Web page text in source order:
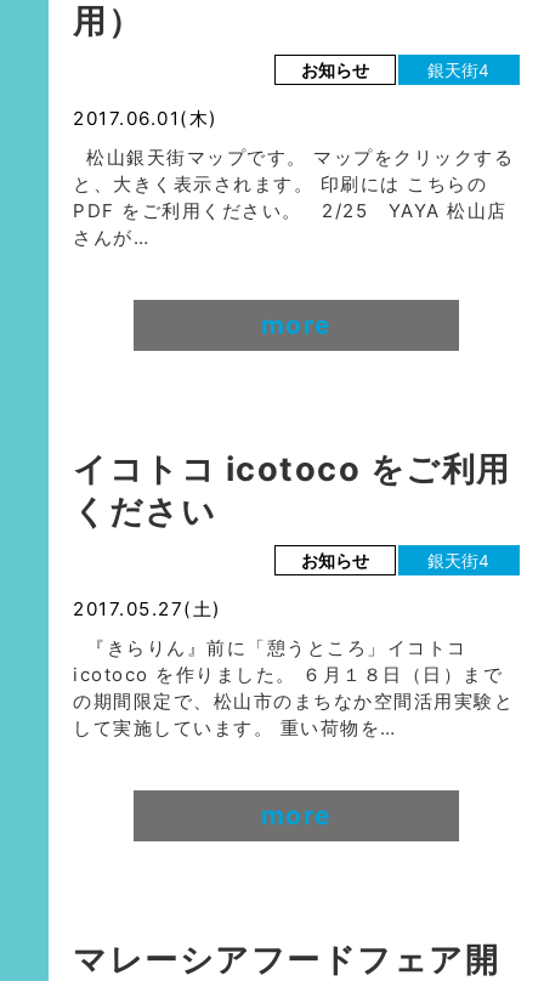
用）
お知らせ 銀天街4
2017.06.01(木)
松山銀天街マップです。 マップをクリックする
と、大きく表示されます。 印刷には こちらの
PDF をご利用ください。 2/25 YAYA 松山店
さんが…
more
イコトコ icotoco をご利用
ください
お知らせ 銀天街4
2017.05.27(土)
『きらりん』前に「憩うところ」イコトコ
icotoco を作りました。 ６月１８日（日）まで
の期間限定で、松山市のまちなか空間活用実験と
して実施しています。 重い荷物を…
more
マレーシアフードフェア開